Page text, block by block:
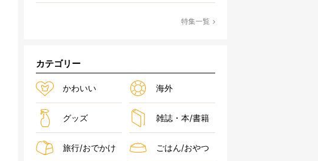
特集一覧
カテゴリー
かわいい 海外
グッズ 雑誌・本/書籍
旅行/おでかけ ごはん/おやつ